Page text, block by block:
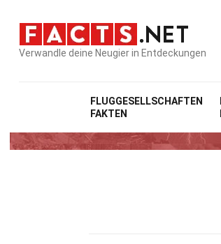
Verwandle deine Neugier in Entdeckungen
FLUGGESELLSCHAFTEN
FAKTEN